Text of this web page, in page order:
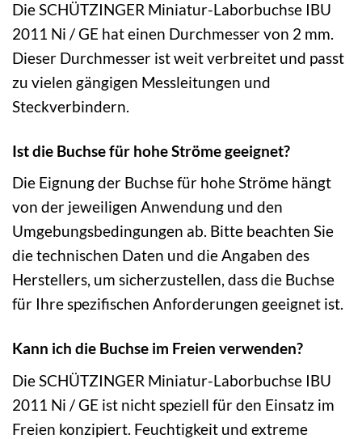
Die SCHÜTZINGER Miniatur-Laborbuchse IBU
2011 Ni / GE hat einen Durchmesser von 2 mm.
Dieser Durchmesser ist weit verbreitet und passt
zu vielen gängigen Messleitungen und
Steckverbindern.
Ist die Buchse für hohe Ströme geeignet?
Die Eignung der Buchse für hohe Ströme hängt
von der jeweiligen Anwendung und den
Umgebungsbedingungen ab. Bitte beachten Sie
die technischen Daten und die Angaben des
Herstellers, um sicherzustellen, dass die Buchse
für Ihre spezifischen Anforderungen geeignet ist.
Kann ich die Buchse im Freien verwenden?
Die SCHÜTZINGER Miniatur-Laborbuchse IBU
2011 Ni / GE ist nicht speziell für den Einsatz im
Freien konzipiert. Feuchtigkeit und extreme